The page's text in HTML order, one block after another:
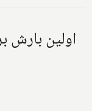
اولین بارش